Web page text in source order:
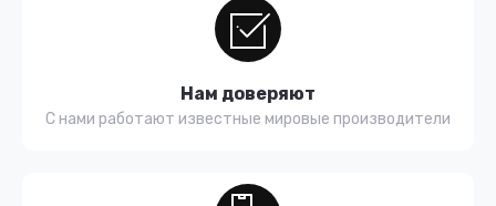
Нам доверяют
С нами работают известные мировые производители